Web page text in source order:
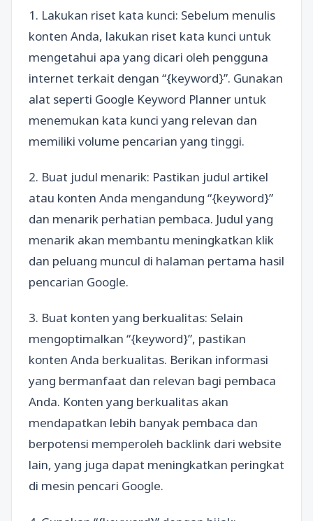
1. Lakukan riset kata kunci: Sebelum menulis
konten Anda, lakukan riset kata kunci untuk
mengetahui apa yang dicari oleh pengguna
internet terkait dengan “{keyword}”. Gunakan
alat seperti Google Keyword Planner untuk
menemukan kata kunci yang relevan dan
memiliki volume pencarian yang tinggi.
2. Buat judul menarik: Pastikan judul artikel
atau konten Anda mengandung “{keyword}”
dan menarik perhatian pembaca. Judul yang
menarik akan membantu meningkatkan klik
dan peluang muncul di halaman pertama hasil
pencarian Google.
3. Buat konten yang berkualitas: Selain
mengoptimalkan “{keyword}”, pastikan
konten Anda berkualitas. Berikan informasi
yang bermanfaat dan relevan bagi pembaca
Anda. Konten yang berkualitas akan
mendapatkan lebih banyak pembaca dan
berpotensi memperoleh backlink dari website
lain, yang juga dapat meningkatkan peringkat
di mesin pencari Google.